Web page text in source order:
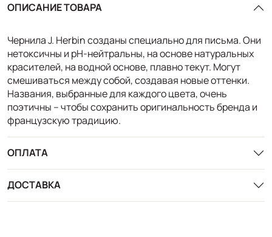
ОПИСАНИЕ ТОВАРА
Чернила J. Herbin созданы специально для письма. Они
нетоксичны и pH-нейтральны, на основе натуральных
красителей, на водной основе, плавно текут. Могут
смешиваться между собой, создавая новые оттенки.
Названия, выбранные для каждого цвета, очень
поэтичны – чтобы сохранить оригинальность бренда и
французскую традицию.
ОПЛАТА
ДОСТАВКА